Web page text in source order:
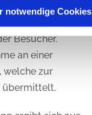
notwendige Cookies
der Nutzer an
handelt es sich
Besucher.
an einer
welche zur
übermittelt.